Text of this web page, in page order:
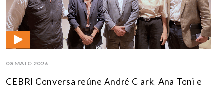
08 MAIO 2026
CEBRI Conversa reúne André Clark, Ana Toni e